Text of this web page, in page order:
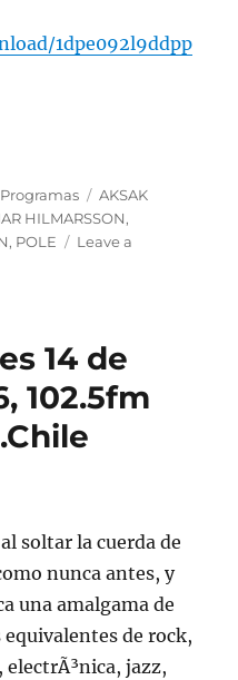
1dpe092l9ddpp
Categories
Programas Tags
AKSAK
HILMARSSON,
, POLE
Leave a
14 de
102.5fm
soltar la cuerda de
nunca antes, y
una amalgama de
de rock,
electrÃ³nica, jazz,